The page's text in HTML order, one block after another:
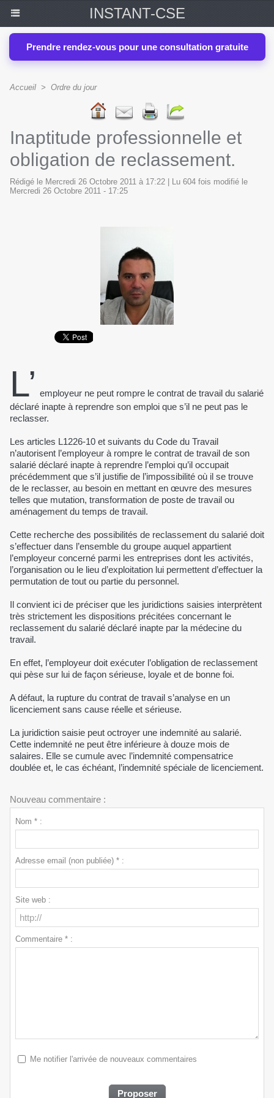
INSTANT-CSE
Prendre rendez-vous pour une consultation gratuite
Accueil > Ordre du jour
Inaptitude professionnelle et
obligation de reclassement.
Rédigé le Mercredi 26 Octobre 2011 à 17:22 | Lu 604 fois modifié le
Mercredi 26 Octobre 2011 - 17:25
L’ employeur ne peut rompre le contrat de travail du salarié
déclaré inapte à reprendre son emploi que s’il ne peut pas le
reclasser.
Les articles L1226-10 et suivants du Code du Travail
n’autorisent l’employeur à rompre le contrat de travail de son
salarié déclaré inapte à reprendre l’emploi qu’il occupait
précédemment que s’il justifie de l’impossibilité où il se trouve
de le reclasser, au besoin en mettant en œuvre des mesures
telles que mutation, transformation de poste de travail ou
aménagement du temps de travail.
Cette recherche des possibilités de reclassement du salarié doit
s’effectuer dans l’ensemble du groupe auquel appartient
l’employeur concerné parmi les entreprises dont les activités,
l’organisation ou le lieu d’exploitation lui permettent d’effectuer la
permutation de tout ou partie du personnel.
Il convient ici de préciser que les juridictions saisies interprètent
très strictement les dispositions précitées concernant le
reclassement du salarié déclaré inapte par la médecine du
travail.
En effet, l’employeur doit exécuter l’obligation de reclassement
qui pèse sur lui de façon sérieuse, loyale et de bonne foi.
A défaut, la rupture du contrat de travail s’analyse en un
licenciement sans cause réelle et sérieuse.
La juridiction saisie peut octroyer une indemnité au salarié.
Cette indemnité ne peut être inférieure à douze mois de
salaires. Elle se cumule avec l’indemnité compensatrice
doublée et, le cas échéant, l’indemnité spéciale de licenciement.
Nouveau commentaire :
Nom * :
Adresse email (non publiée) * :
Site web :
Commentaire * :
Me notifier l'arrivée de nouveaux commentaires